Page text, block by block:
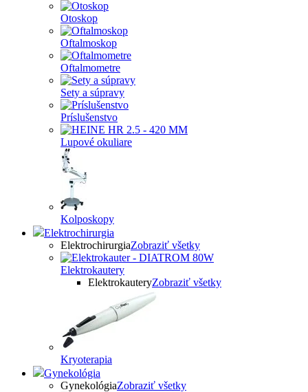
Otoskop
Oftalmoskop
Oftalmometre
Sety a súpravy
Príslušenstvo
Lupové okuliare
Kolposkopy
Elektrochirurgia
ElektrochirurgiaZobraziť všetky
Elektrokautery
ElektrokauteryZobraziť všetky
Kryoterapia
Gynekológia
GynekológiaZobraziť všetky